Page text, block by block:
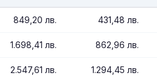
849,20 лв. 431,48 лв.
1.698,41 лв. 862,96 лв.
2.547,61 лв. 1.294,45 лв.